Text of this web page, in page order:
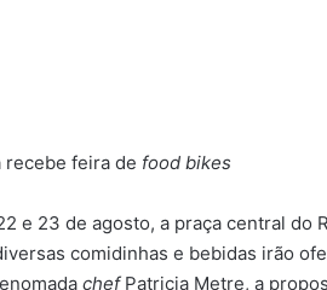
recebe feira de food bikes
e 23 de agosto, a praça central
comidinhas e bebidas irão
chefPatricia Metre, a